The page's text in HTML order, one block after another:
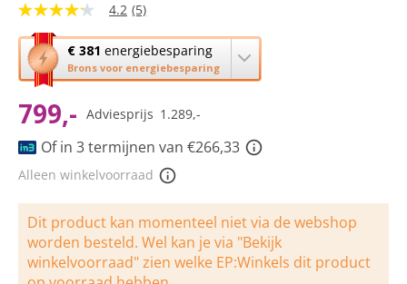
4.2
van
5
sterren,
gemiddelde
scorewaarde.
Read
5
Reviews.
Dezelfde
4.2 (5)
€ 381 energiebesparing
Brons voor energiebesparing
Met
deze
knop
opent
Youreko’s
tool
voor
799,- Adviesprijs 1.289,-
Of in 3 termijnen van €266,33
Alleen winkelvoorraad
Dit product kan momenteel niet via de webshop
worden besteld. Wel kan je via "Bekijk
winkelvoorraad" zien welke EP:Winkels dit product